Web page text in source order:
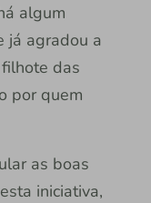
algum
já agradou a
das
por quem
as boas
iniciativa,